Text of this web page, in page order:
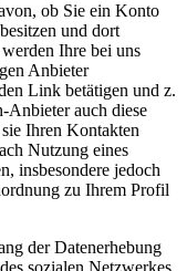
ob Sie ein Konto
und dort
Ihre bei uns
Anbieter
Link betätigen und z.
Anbieter auch diese
Ihren Kontakten
Nutzung eines
insbesondere jedoch
zu Ihrem Profil
der Datenerhebung